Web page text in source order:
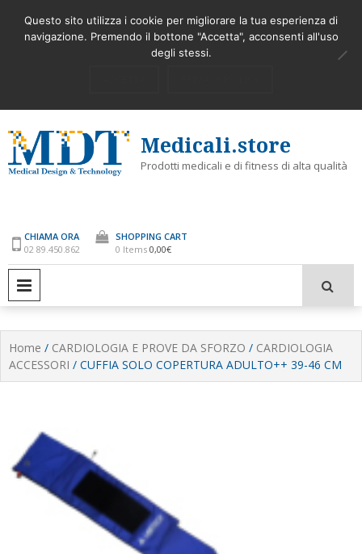
content
Latest
AMBIENTE ORA SI PUO’
Medicali.store
Prodotti medicali e di fitness di alta qualità
CHIAMA ORA
02 89.450.862
SHOPPING CART
0 Items 0,00€
Home / CARDIOLOGIA E PROVE DA SFORZO / CARDIOLOGIA
ACCESSORI / CUFFIA SOLO COPERTURA ADULTO++ 39-46 CM
Questo sito utilizza i cookie per migliorare la tua esperienza di
navigazione. Premendo il bottone "Accetta", acconsenti all'uso
degli stessi.